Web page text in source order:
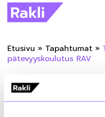
Etusivu » Tapahtumat »
pätevyyskoulutus RAV
« Takaisin tapahtumiin